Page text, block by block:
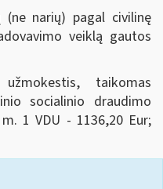
(ne narių) pagal civilinę
veiklą gautos
taikomas
socialinio draudimo
1 VDU - 1136,20 Eur;